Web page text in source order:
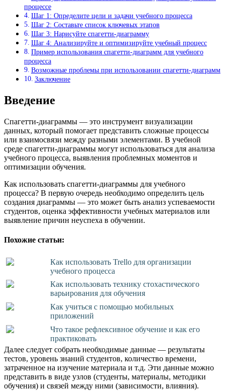
процессе
Шаг 1: Определите цели и задачи учебного процесса
Шаг 2: Составьте список ключевых этапов
Шаг 3: Нарисуйте спагетти-диаграмму
Шаг 4: Анализируйте и оптимизируйте учебный процесс
Пример использования спагетти-диаграмм для учебного
процесса
Возможные проблемы при использовании спагетти-диаграмм
Заключение
Введение
Спагетти-диаграммы — это инструмент визуализации
данных, который помогает представить сложные процессы
или взаимосвязи между разными элементами. В учебной
среде спагетти-диаграммы могут использоваться для анализа
учебного процесса, выявления проблемных моментов и
оптимизации обучения.
Как использовать спагетти-диаграммы для учебного
процесса? В первую очередь необходимо определить цель
создания диаграммы — это может быть анализ успеваемости
студентов, оценка эффективности учебных материалов или
выявление причин неуспеха в обучении.
Похожие статьи:
Как использовать Trello для организации
учебного процесса
Как использовать технику стохастического
варьирования для обучения
Как учиться с помощью мобильных
приложений
Что такое рефлексивное обучение и как его
практиковать
Далее следует собрать необходимые данные — результаты
тестов, уровень знаний студентов, количество времени,
затраченное на изучение материала и т.д. Эти данные можно
представить в виде узлов (студенты, материалы, методики
обучения) и связей между ними (зависимости, влияния).